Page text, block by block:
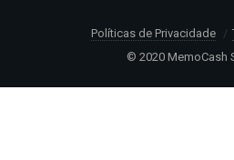
Políticas de Privacidade
© 2020 MemoCash